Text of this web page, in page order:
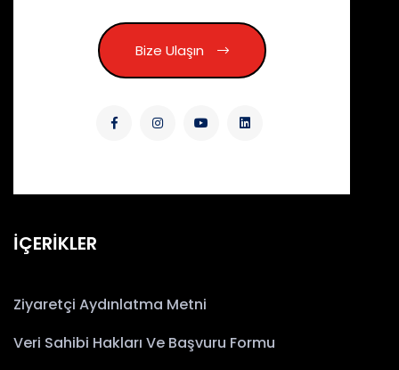
Bize Ulaşın
İÇERİKLER
Ziyaretçi Aydınlatma Metni
Veri Sahibi Hakları Ve Başvuru Formu